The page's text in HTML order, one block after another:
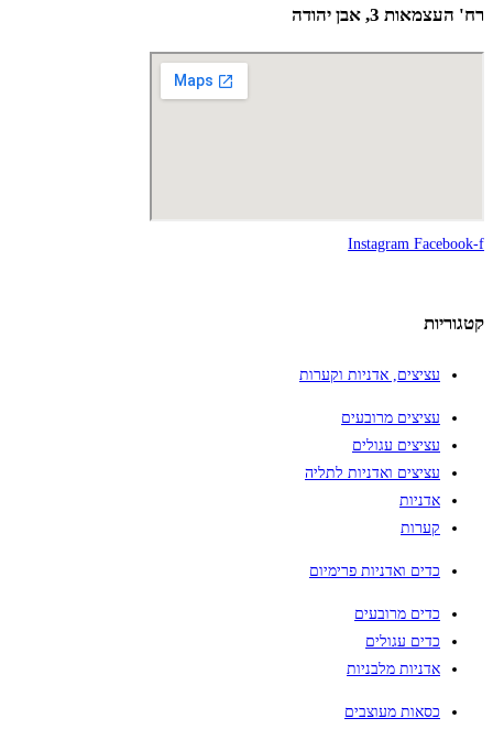
רח' העצמאות 3, אבן יהודה
Instagram Facebook-f
קטגוריות
עציצים, אדניות וקערות
עציצים מרובעים
עציצים עגולים
עציצים ואדניות לתליה
אדניות
קערות
כדים ואדניות פרימיום
כדים מרובעים
כדים עגולים
אדניות מלבניות
כסאות מעוצבים